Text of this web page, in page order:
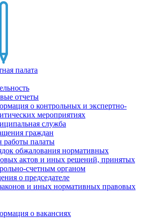
палата
отчеты
о контрольных и экспертно-
мероприятиях
служба
граждан
работы палаты
обжалования нормативных
актов и иных решений, принятых
счетным органом
о председателе
и иных нормативных правовых
о вакансиях